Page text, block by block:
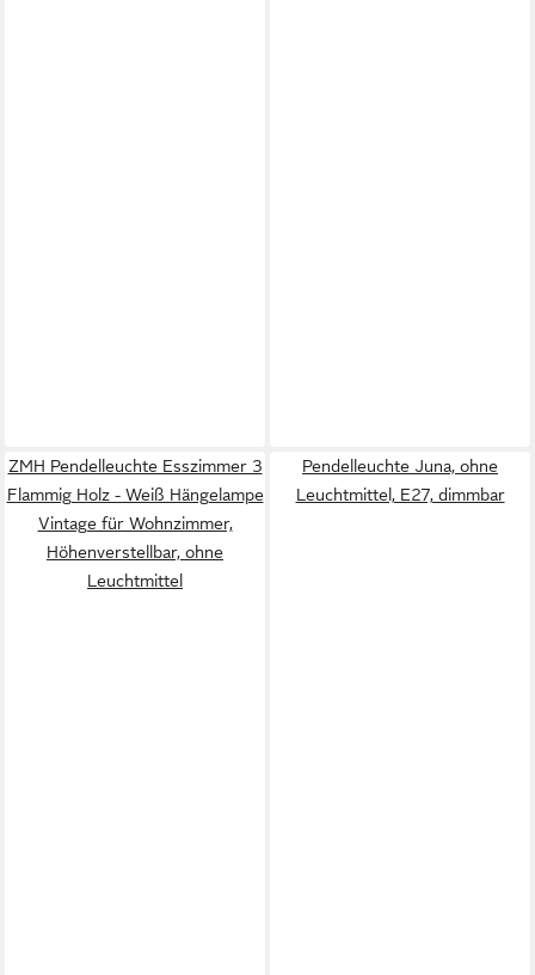
ZMH Pendelleuchte Esszimmer 3
Flammig Holz - Weiß Hängelampe
Vintage für Wohnzimmer,
Höhenverstellbar, ohne
Leuchtmittel
Pendelleuchte Juna, ohne
Leuchtmittel, E27, dimmbar